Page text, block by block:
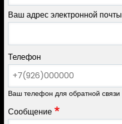
Ваш адрес электронной почты
Телефон
Ваш телефон для обратной связи
Сообщение